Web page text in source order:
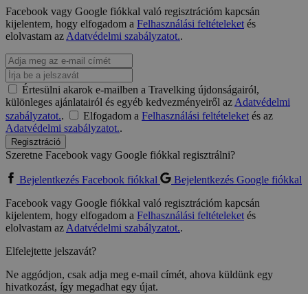
Facebook vagy Google fiókkal való regisztrációm kapcsán
kijelentem, hogy elfogadom a Felhasználási feltételeketés
elolvastam azAdatvédelmi szabályzatot..
Értesülni akarok e-mailben a Travelking újdonságairól,
különleges ajánlatairól és egyéb kedvezményeiről azAdatvédelmi
szabályzatot.. Elfogadom a Felhasználási feltételeketés az
Adatvédelmi szabályzatot..
Regisztráció
Szeretne Facebook vagy Google fiókkal regisztrálni?
Bejelentkezés Facebook fiókkal
Bejelentkezés Google fiókkal
Facebook vagy Google fiókkal való regisztrációm kapcsán
kijelentem, hogy elfogadom a Felhasználási feltételeketés
elolvastam azAdatvédelmi szabályzatot..
Elfelejtette jelszavát?
Ne aggódjon, csak adja meg e-mail címét, ahova küldünk egy
hivatkozást, így megadhat egy újat.